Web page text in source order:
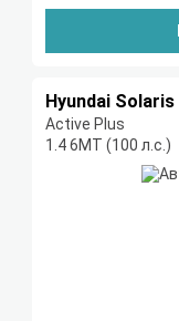
Hyundai Solaris
Active Plus
1.4 6МТ (100 л.с.)